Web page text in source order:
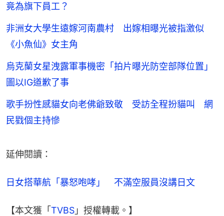
竟為旗下員工？
非洲女大學生遠嫁河南農村 出嫁相曝光被指激似
《小魚仙》女主角
烏克蘭女星洩露軍事機密「拍片曝光防空部隊位置」
圖以IG道歉了事
歌手扮性感貓女向老佛爺致敬 受訪全程扮貓叫 網
民戥個主持慘
延伸閱讀：
日女搭華航「暴怒咆哮」　不滿空服員沒講日文
【本文獲「TVBS 」授權轉載。】